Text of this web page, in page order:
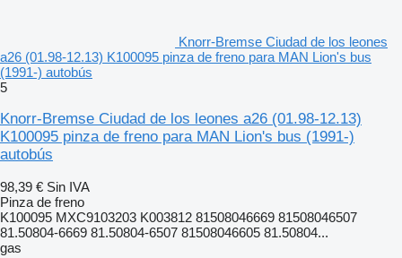
Knorr-Bremse Ciudad de los leones
a26 (01.98-12.13) K100095 pinza de freno para MAN Lion's bus
(1991-) autobús
5
Knorr-Bremse Ciudad de los leones a26 (01.98-12.13)
K100095 pinza de freno para MAN Lion's bus (1991-)
autobús
98,39 € Sin IVA
Pinza de freno
K100095 MXC9103203 K003812 81508046669 81508046507
81.50804-6669 81.50804-6507 81508046605 81.50804...
gas